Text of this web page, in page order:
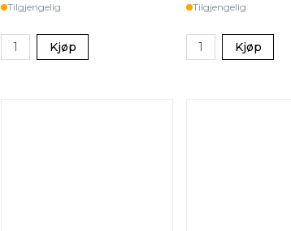
Tilgjengelig
Kjøp
Tilgjengelig
Kjøp